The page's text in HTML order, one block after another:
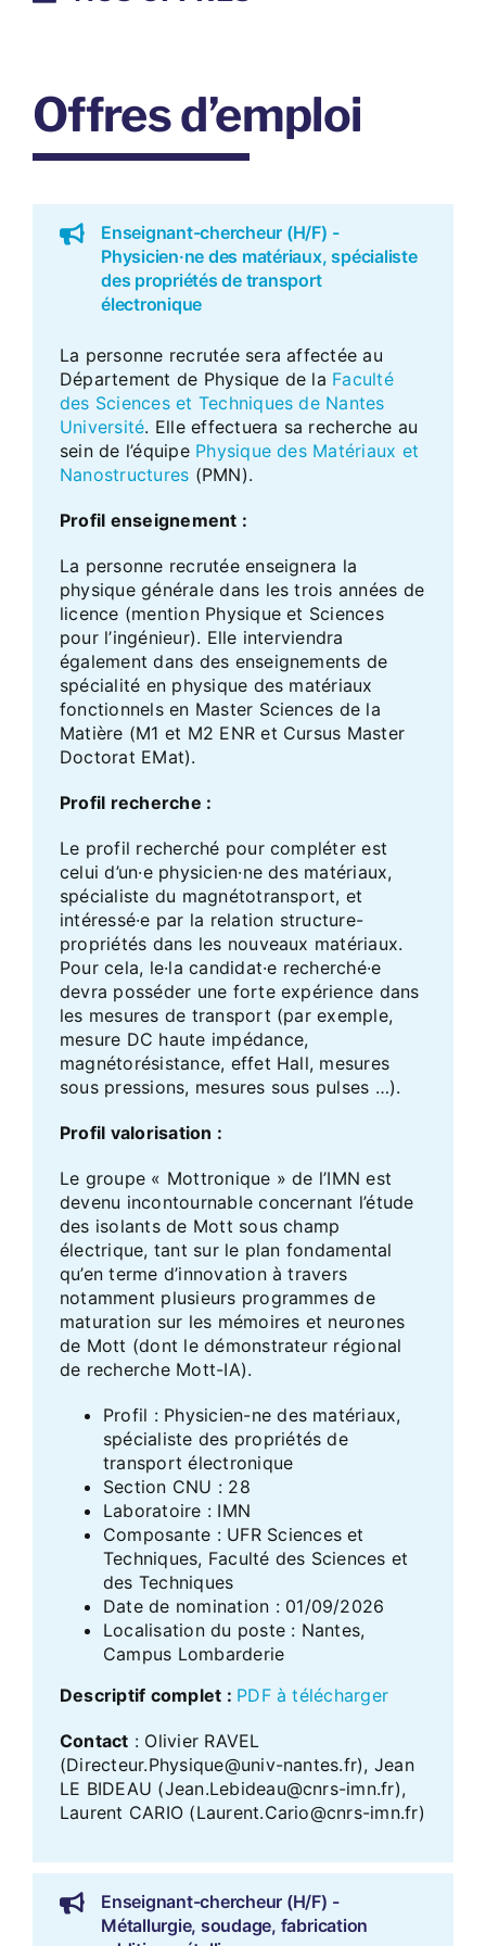
Offres d’emploi
Enseignant-chercheur (H/F) -
Physicien·ne des matériaux, spécialiste
des propriétés de transport
électronique
La personne recrutée sera affectée au
Département de Physique de la Faculté
des Sciences et Techniques de Nantes
Université. Elle effectuera sa recherche au
sein de l’équipe Physique des Matériaux et
Nanostructures (PMN).
Profil enseignement :
La personne recrutée enseignera la
physique générale dans les trois années de
licence (mention Physique et Sciences
pour l’ingénieur). Elle interviendra
également dans des enseignements de
spécialité en physique des matériaux
fonctionnels en Master Sciences de la
Matière (M1 et M2 ENR et Cursus Master
Doctorat EMat).
Profil recherche :
Le profil recherché pour compléter est
celui d’un·e physicien·ne des matériaux,
spécialiste du magnétotransport, et
intéressé·e par la relation structure-
propriétés dans les nouveaux matériaux.
Pour cela, le·la candidat·e recherché·e
devra posséder une forte expérience dans
les mesures de transport (par exemple,
mesure DC haute impédance,
magnétorésistance, effet Hall, mesures
sous pressions, mesures sous pulses …).
Profil valorisation :
Le groupe « Mottronique » de l’IMN est
devenu incontournable concernant l’étude
des isolants de Mott sous champ
électrique, tant sur le plan fondamental
qu’en terme d’innovation à travers
notamment plusieurs programmes de
maturation sur les mémoires et neurones
de Mott (dont le démonstrateur régional
de recherche Mott-IA).
Profil : Physicien-ne des matériaux,
spécialiste des propriétés de
transport électronique
Section CNU : 28
Laboratoire : IMN
Composante : UFR Sciences et
Techniques, Faculté des Sciences et
des Techniques
Date de nomination : 01/09/2026
Localisation du poste : Nantes,
Campus Lombarderie
Descriptif complet : PDF à télécharger
Contact : Olivier RAVEL
(Directeur.Physique@univ-nantes.fr), Jean
LE BIDEAU (Jean.Lebideau@cnrs-imn.fr),
Laurent CARIO (Laurent.Cario@cnrs-imn.fr)
Enseignant-chercheur (H/F) -
Métallurgie, soudage, fabrication